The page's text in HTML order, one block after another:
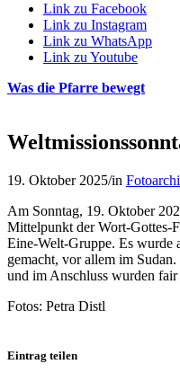
Link zu Facebook
Link zu Instagram
Link zu WhatsApp
Link zu Youtube
Was die Pfarre bewegt
19. Oktober 2025/in
Am Sonntag, 19. Oktober
Mittelpunkt der Wort-Gottes-
Eine-Welt-Gruppe. Es wurde
gemacht, vor allem im
und im Anschluss wurden
Fotos: Petra Distl
Eintrag teilen